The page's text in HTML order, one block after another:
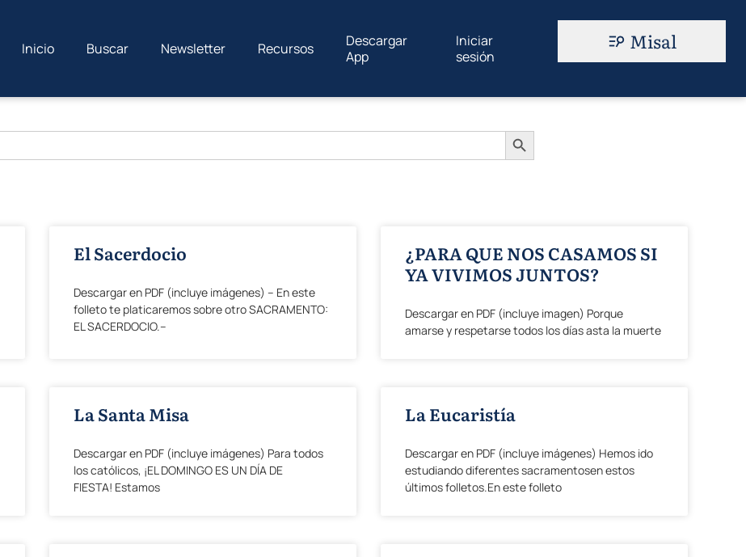
Inicio Buscar Newsletter Recursos
Descargar
App
Iniciar
sesión
Misal
Botón de búsqueda
El Sacerdocio
Descargar en PDF (incluye imágenes) – En este
folleto te platicaremos sobre otro SACRAMENTO:
EL SACERDOCIO.–
¿PARA QUE NOS CASAMOS SI
YA VIVIMOS JUNTOS?
Descargar en PDF (incluye imagen) Porque
amarse y respetarse todos los días asta la muerte
La Santa Misa
Descargar en PDF (incluye imágenes) Para todos
los católicos, ¡EL DOMINGO ES UN DÍA DE
FIESTA! Estamos
La Eucaristía
Descargar en PDF (incluye imágenes) Hemos ido
estudiando diferentes sacramentosen estos
últimos folletos.En este folleto